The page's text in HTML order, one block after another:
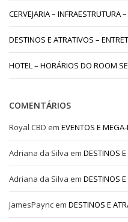
CERVEJARIA – INFRAESTRUTURA
DESTINOS E ATRATIVOS –
HOTEL – HORÁRIOS DO ROOM
COMENTÁRIOS
Royal CBD em EVENTOS E
Adriana da Silva em DESTINOS
Adriana da Silva em DESTINOS
JamesPaync em DESTINOS E